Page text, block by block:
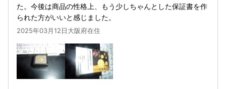
た。今後は商品の性格上、もう少しちゃんとした保証書を作
られた方がいいと感じました。
2025年03月12日大阪府在住